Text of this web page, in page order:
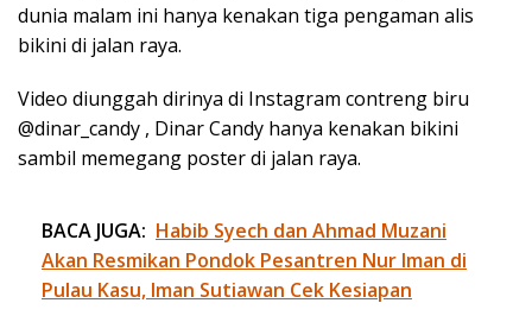
dunia malam ini hanya kenakan tiga pengaman alis
bikini di jalan raya.
Video diunggah dirinya di Instagram contreng biru
@dinar_candy , Dinar Candy hanya kenakan bikini
sambil memegang poster di jalan raya.
BACA JUGA: Habib Syech dan Ahmad Muzani
Akan Resmikan Pondok Pesantren Nur Iman di
Pulau Kasu, Iman Sutiawan Cek Kesiapan